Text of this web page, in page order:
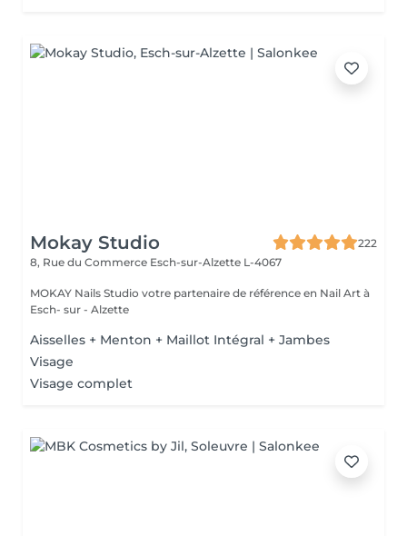
Mokay Studio
222
8, Rue du Commerce Esch-sur-Alzette L-4067
MOKAY Nails Studio votre partenaire de référence en Nail Art à
Esch- sur - Alzette
Aisselles + Menton + Maillot Intégral + Jambes
Visage
Visage complet